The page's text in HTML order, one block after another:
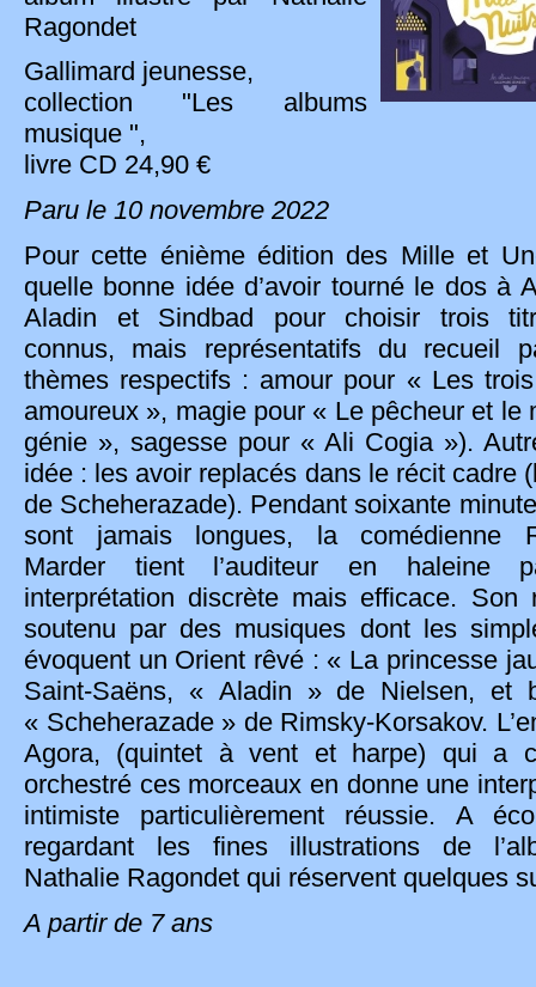
Ragondet
Gallimard jeunesse,
collection "Les albums
musique ",
livre CD 24,90 €
Paru le 10 novembre 2022
Pour cette énième édition des Mille et
quelle bonne idée d’avoir tourné le dos à
Aladin et Sindbad pour choisir trois
connus, mais représentatifs du recueil
thèmes respectifs : amour pour « Les
amoureux », magie pour « Le pêcheur et le
génie », sagesse pour « Ali Cogia »).
idée : les avoir replacés dans le récit cadre
de Scheherazade). Pendant soixante
sont jamais longues, la comédienne
Marder tient l’auditeur en haleine
interprétation discrète mais efficace. Son
soutenu par des musiques dont les
évoquent un Orient rêvé : « La princesse
Saint-Saëns, « Aladin » de Nielsen, et
« Scheherazade » de Rimsky-Korsakov.
Agora, (quintet à vent et harpe) qui a
orchestré ces morceaux en donne une
intimiste particulièrement réussie. A
regardant les fines illustrations de
Nathalie Ragondet qui réservent quelques
A partir de 7 ans